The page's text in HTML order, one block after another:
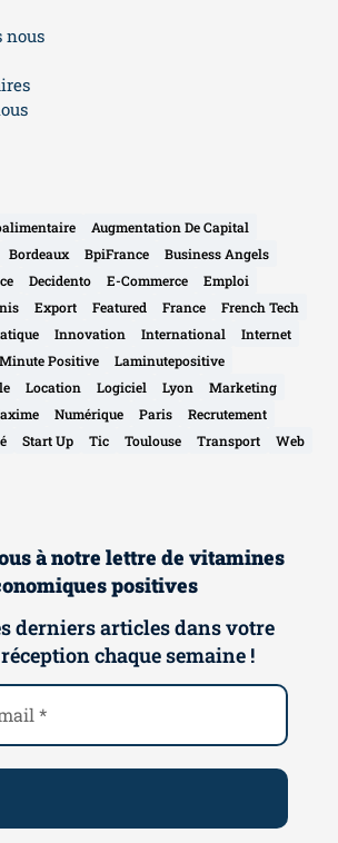
nous
Augmentation De Capital
Bordeaux BpiFrance
Business Angels
Decidento E-Commerce
Emploi
Export Featured France
French Tech
Innovation International
Internet
Positive
Laminutepositive
Location Logiciel Lyon
Marketing
Numérique Paris
Recrutement
Start Up Tic Toulouse Transport
Web
à notre lettre de vitamines
positives
derniers articles dans votre
chaque semaine !